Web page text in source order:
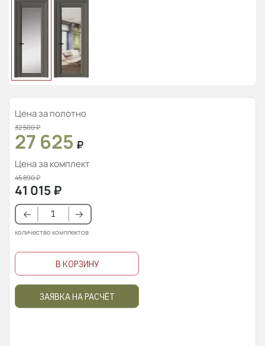
Цена за полотно
32 500₽
27 625 ₽
Цена за комплект
45 890₽
41 015₽
количество комплектов
В КОРЗИНУ
ЗАЯВКА НА РАСЧЁТ